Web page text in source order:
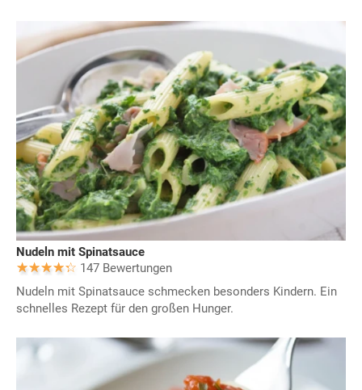
Nudeln mit Spinatsauce
147 Bewertungen
Nudeln mit Spinatsauce schmecken besonders Kindern. Ein
schnelles Rezept für den großen Hunger.